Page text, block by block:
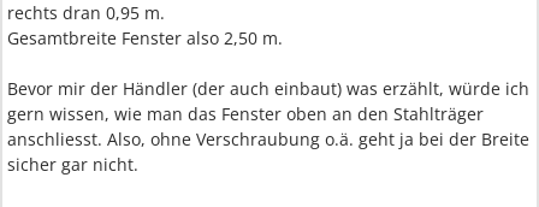
rechts dran 0,95 m.
Gesamtbreite Fenster also 2,50 m.
Bevor mir der Händler (der auch einbaut) was erzählt, würde ich
gern wissen, wie man das Fenster oben an den Stahlträger
anschliesst. Also, ohne Verschraubung o.ä. geht ja bei der Breite
sicher gar nicht.